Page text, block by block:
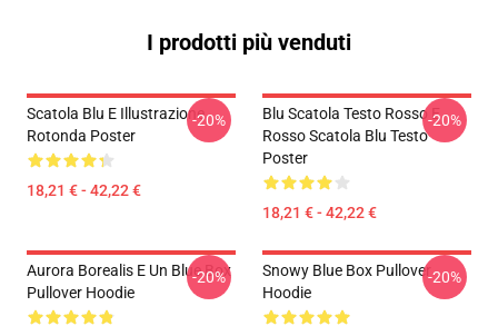
I prodotti più venduti
Scatola Blu E Illustrazione
Rotonda Poster
18,21 € - 42,22 €
-20%
Blu Scatola Testo Rosso E
Rosso Scatola Blu Testo
Poster
18,21 € - 42,22 €
-20%
Aurora Borealis E Un Blue Box
Pullover Hoodie
-20%
Snowy Blue Box Pullover
Hoodie
-20%